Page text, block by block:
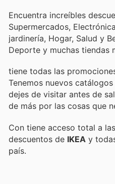
Encuentra increíbles
Supermercados,
jardinería, Hogar, Salud y
Deporte y muchas tiendas
tiene todas las
Tenemos nuevos
dejes de visitar antes de
de más por las cosas que
Con tiene acceso total a
descuentos de IKEA y
país.